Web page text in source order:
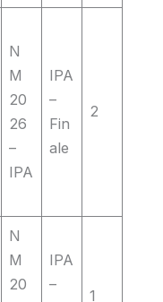
N
M
20
26
–
IPA
IPA
–
Fin
ale
2
N
M
20
IPA
–
1